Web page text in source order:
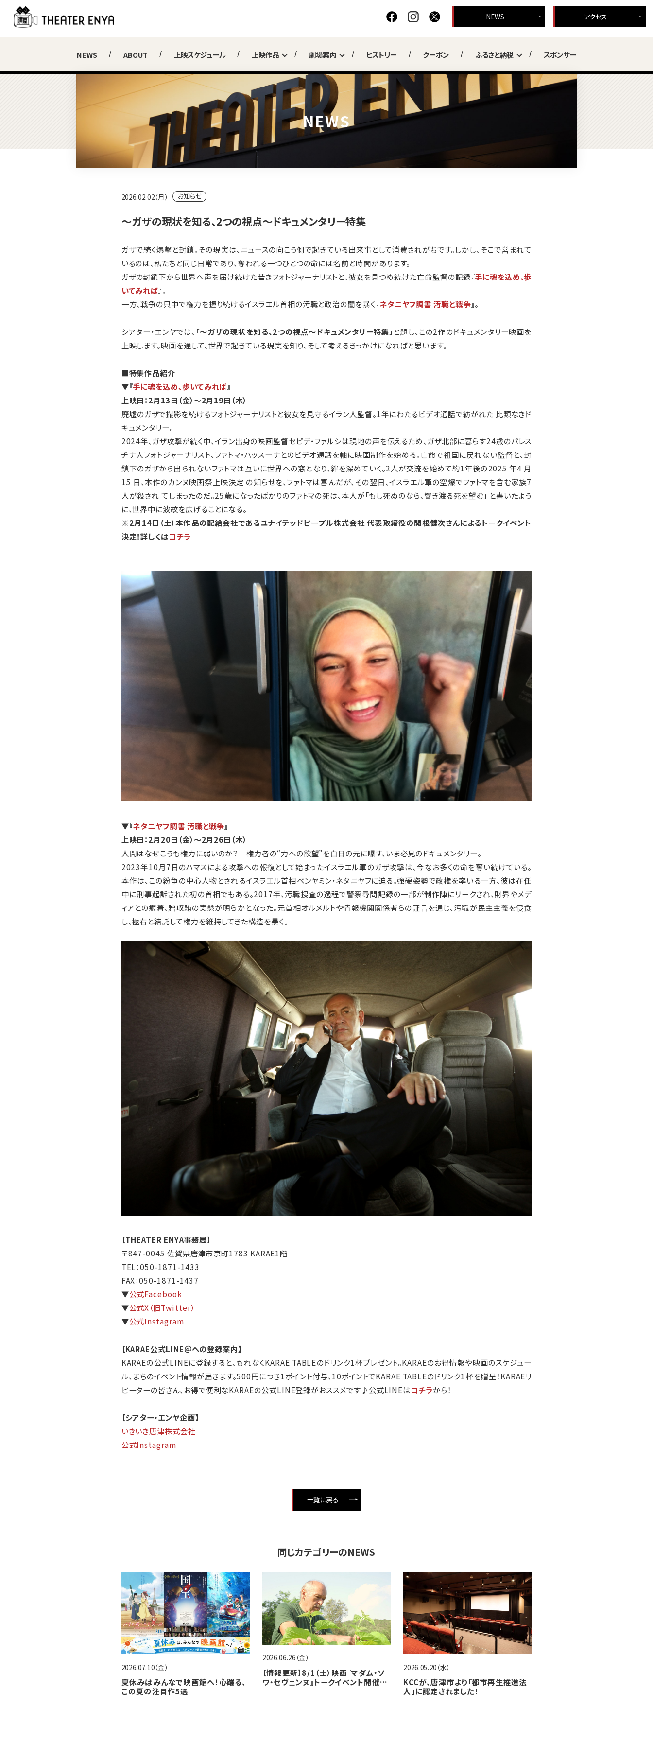
NEWS アクセス
NEWS ABOUT 上映スケジュール 上映作品 劇場案内 ヒストリー クーポン ふるさと納税 スポンサー
NEWS
2026.02.02（月） お知らせ
～ガザの現状を知る、2つの視点～ドキュメンタリー特集
ガザで続く爆撃と封鎖。その現実は、ニュースの向こう側で起きている出来事として消費されがちです。しかし、そこで営まれて
いるのは、私たちと同じ日常であり、奪われる一つひとつの命には名前と時間があります。
ガザの封鎖下から世界へ声を届け続けた若きフォトジャーナリストと、彼女を見つめ続けた亡命監督の記録『⼿に魂を込め、歩
いてみれば』。
一方、戦争の只中で権力を握り続けるイスラエル首相の汚職と政治の闇を暴く『ネタニヤフ調書 汚職と戦争』。
シアター・エンヤでは、 「～ガザの現状を知る、2つの視点～ドキュメンタリー特集」 と題し、この2作のドキュメンタリー映画を
上映します。映画を通して、世界で起きている現実を知り、そして考えるきっかけになればと思います。
■特集作品紹介
▼『⼿に魂を込め、歩いてみれば』
上映日：2月13日（金）～2月19日（木）
廃墟のガザで撮影を続けるフォトジャーナリストと彼女を見守るイラン人監督。1年にわたるビデオ通話で紡がれた 比類なきド
キュメンタリー。
2024年、ガザ攻撃が続く中、イラン出身の映画監督セピデ・ファルシは現地の声を伝えるため、ガザ北部に暮らす24歳のパレス
チナ人フォトジャーナリスト、ファトマ・ハッスーナとのビデオ通話を軸に映画制作を始める。亡命で祖国に戻れない監督と、封
鎖下のガザから出られないファトマは互いに世界への窓となり、絆を深めていく。2⼈が交流を始めて約1年後の2025 年4 ⽉
15 ⽇、本作のカンヌ映画祭上映決定 の知らせを、ファトマは喜んだが、その翌⽇、イスラエル軍の空爆でファトマを含む家族7
⼈が殺され てしまったのだ。25歳になったばかりのファトマの死は、本⼈が「もし死ぬのなら、響き渡る死を望む」 と書いたよう
に、世界中に波紋を広げることになる。
※2月14日（土）本作品の配給会社であるユナイテッドピープル株式会社 代表取締役の関根健次さんによるトークイベント
決定！詳しくはコチラ
▼『ネタニヤフ調書 汚職と戦争』
上映日：2月20日（金）～2月26日（木）
人間はなぜこうも権力に弱いのか？ 権力者の“力への欲望”を白日の元に曝す、いま必見のドキュメンタリー。
2023年10月7日のハマスによる攻撃への報復として始まったイスラエル軍のガザ攻撃は、今なお多くの命を奪い続けている。
本作は、この紛争の中心人物とされるイスラエル首相ベンヤミン・ネタニヤフに迫る。強硬姿勢で政権を率いる一方、彼は在任
中に刑事起訴された初の首相でもある。2017年、汚職捜査の過程で警察尋問記録の一部が制作陣にリークされ、財界やメデ
ィアとの癒着、贈収賄の実態が明らかとなった。元首相オルメルトや情報機関関係者らの証言を通じ、汚職が民主主義を侵食
し、極右と結託して権力を維持してきた構造を暴く。
【THEATER ENYA事務局】
〒847-0045 佐賀県唐津市京町1783 KARAE1階
TEL：050-1871-1433
FAX：050-1871-1437
▼公式Facebook
▼公式X（旧Twitter）
▼公式Instagram
【KARAE公式LINE＠への登録案内】
KARAEの公式LINEに登録すると、もれなくKARAE TABLEのドリンク1杯プレゼント。KARAEのお得情報や映画のスケジュー
ル、まちのイベント情報が届きます。500円につき1ポイント付与、10ポイントでKARAE TABLEのドリンク1杯を贈呈！KARAEリ
ピーターの皆さん、お得で便利なKARAEの公式LINE登録がおススメです♪ 公式LINEはコチラから！
【シアター・エンヤ企画】
いきいき唐津株式会社
公式Instagram
一覧に戻る
同じカテゴリーのNEWS
2026.07.10（金）
夏休みはみんなで映画館へ！心躍る、
この夏の注目作5選
2026.06.26（金）
【情報更新】8/1（土）映画『マダム・ソ
ワ・セヴェンヌ』トークイベント開催決
2026.05.20（水）
KCCが、唐津市より「都市再生推進法
人」に認定されました！